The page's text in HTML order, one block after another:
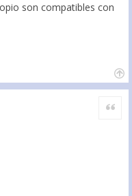
son compatibles con
Citar